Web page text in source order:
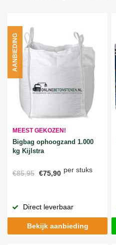
MEEST GEKOZEN!
Bigbag ophoogzand 1.000
kg Kijlstra
€85,95 €75,90 per stuks
AANBIEDING
Direct leverbaar
Bekijk aanbieding